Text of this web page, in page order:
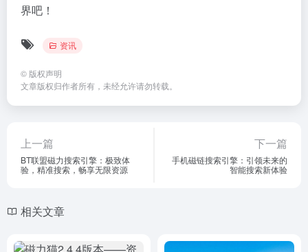
界吧！
资讯
© 版权声明
文章版权归作者所有，未经允许请勿转载。
上一篇
BT联盟磁力搜索引擎：极致体
验，精准搜索，畅享无限资源
下一篇
手机磁链搜索引擎：引领未来的
智能搜索新体验
相关文章